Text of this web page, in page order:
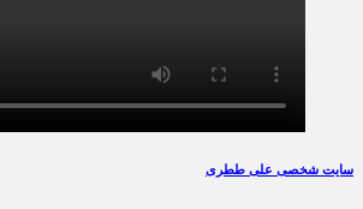
سایت شخصی علی ططری